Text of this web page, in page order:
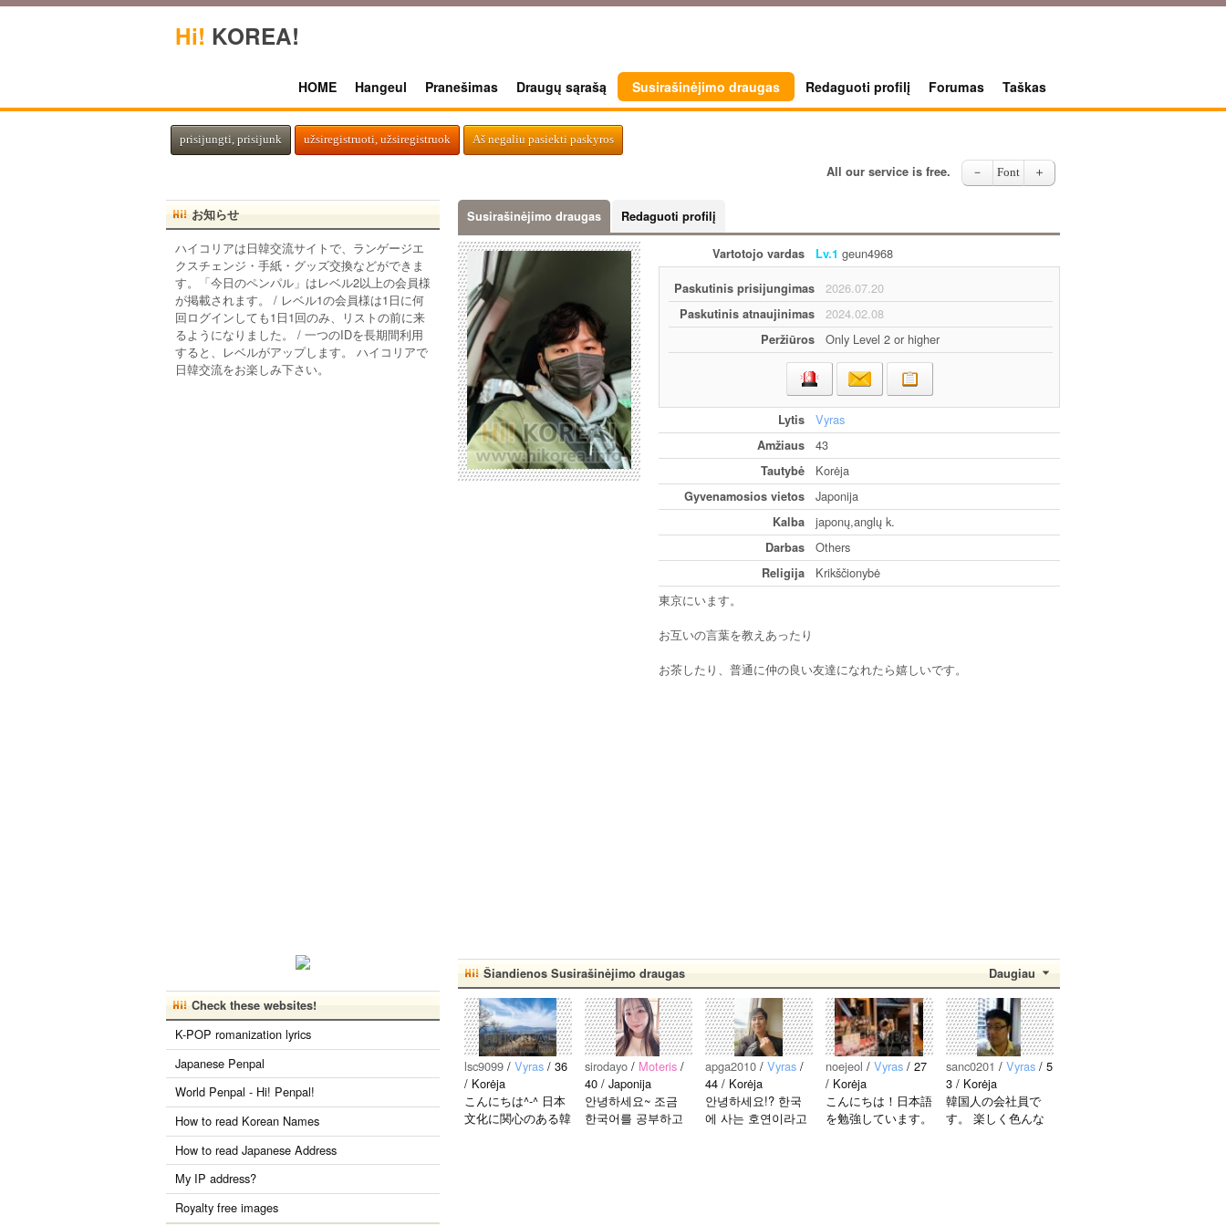
Hi! KOREA!
HOME Hangeul Pranešimas Draugų sąrašą Susirašinėjimo draugas Redaguoti profilį Forumas Taškas
prisijungti, prisijunk užsiregistruoti, užsiregistruok Aš negaliu pasiekti paskyros
All our service is free. － Font ＋
お知らせ
ハイコリアは日韓交流サイトで、ランゲージエ
クスチェンジ・手紙・グッズ交換などができま
す。「今日のペンパル」はレベル2以上の会員様
が掲載されます。 / レベル1の会員様は1日に何
回ログインしても1日1回のみ、リストの前に来
るようになりました。 / 一つのIDを長期間利用
すると、レベルがアップします。 ハイコリアで
日韓交流をお楽しみ下さい。
Susirašinėjimo draugas Redaguoti profilį
Vartotojo vardas Lv.1 geun4968
Paskutinis prisijungimas 2026.07.20
Paskutinis atnaujinimas 2024.02.08
Peržiūros Only Level 2 or higher
Lytis Vyras
Amžiaus 43
Tautybė Korėja
Gyvenamosios vietos Japonija
Kalba japonų,anglų k.
Darbas Others
Religija
Krikščionybė
東京にいます。
お互いの言葉を教えあったり
お茶したり、普通に仲の良い友達になれたら嬉しいです。
Daugiau
Šiandienos Susirašinėjimo draugas
lsc9099 / Vyras/ 36
/ Korėja
こんにちは^-^ 日本
文化に関心のある韓
sirodayo / Moteris/
40 / Japonija
안녕하세요~ 조금
한국어를 공부하고
apga2010 / Vyras/
44 / Korėja
안녕하세요!? 한국
에 사는 호연이라고
noejeol / Vyras/ 27
/ Korėja
こんにちは！日本語
を勉強しています。
sanc0201 / Vyras/ 5
3 / Korėja
韓国人の会社員で
す。 楽しく色んな
Check these websites!
K-POP romanization lyrics
Japanese Penpal
World Penpal - Hi! Penpal!
How to read Korean Names
How to read Japanese Address
My IP address?
Royalty free images